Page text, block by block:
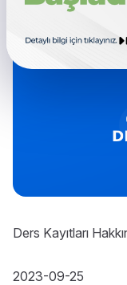
Ders Kayıtları
2023-09-25